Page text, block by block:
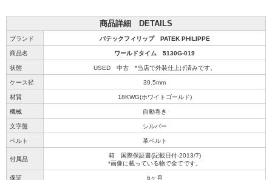
商品詳細 DETAILS
ブランド パテックフィリップ PATEK PHILIPPE
商品名 ワールドタイム 5130G-019
状態 USED 中古 *当店で外装仕上げ済みです。
ケース径 39.5mm
材質 18KWG(ホワイトゴールド)
機械 自動巻き
文字盤 シルバー
ベルト 革ベルト
付属品
箱 国際保証書(記載日付-2013/7)
*画像に載っている物で全てです。
保証 6ヶ月